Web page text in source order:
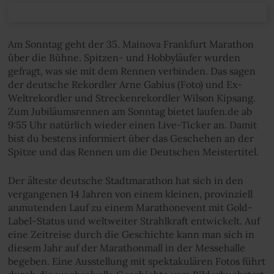
Am Sonntag geht der 35. Mainova Frankfurt Marathon
über die Bühne. Spitzen- und Hobbyläufer wurden
gefragt, was sie mit dem Rennen verbinden. Das sagen
der deutsche Rekordler Arne Gabius (Foto) und Ex-
Weltrekordler und Streckenrekordler Wilson Kipsang.
Zum Jubiläumsrennen am Sonntag bietet laufen.de ab
9:55 Uhr natürlich wieder einen Live-Ticker an. Damit
bist du bestens informiert über das Geschehen an der
Spitze und das Rennen um die Deutschen Meistertitel.
Der älteste deutsche Stadtmarathon hat sich in den
vergangenen 14 Jahren von einem kleinen, provinziell
anmutenden Lauf zu einem Marathonevent mit Gold-
Label-Status und weltweiter Strahlkraft entwickelt. Auf
eine Zeitreise durch die Geschichte kann man sich in
diesem Jahr auf der Marathonmall in der Messehalle
begeben. Eine Ausstellung mit spektakulären Fotos führt